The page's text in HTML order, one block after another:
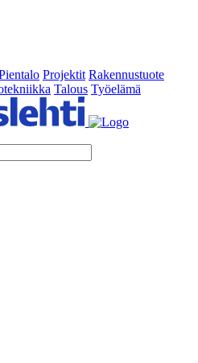
Projektit Rakennustuote
Talous Työelämä